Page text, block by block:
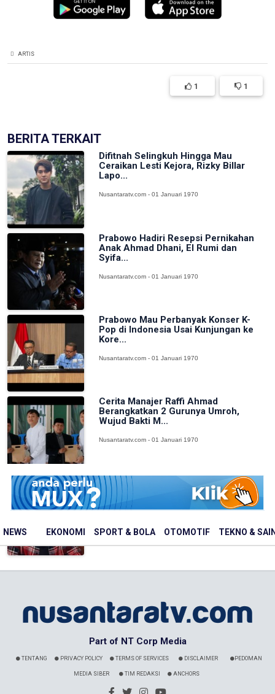
NEWS EKONOMI SPORT & BOLA OTOMOTIF TEKNO &
ARTIS
1 1
BERITA TERKAIT
Difitnah Selingkuh Hingga Mau
Ceraikan Lesti Kejora, Rizky Billar
Lapo...
Nusantaratv.com - 01 Januari 1970
Prabowo Hadiri Resepsi Pernikahan
Anak Ahmad Dhani, El Rumi dan
Syifa...
Nusantaratv.com - 01 Januari 1970
Prabowo Mau Perbanyak Konser K-
Pop di Indonesia Usai Kunjungan ke
Kore...
Nusantaratv.com - 01 Januari 1970
Cerita Manajer Raffi Ahmad
Berangkatkan 2 Gurunya Umroh,
Wujud Bakti M...
Nusantaratv.com - 01 Januari 1970
Innalillahi, Penyanyi Vidi Aldiano
Meninggal Dunia
Nusantaratv.com - 01 Januari 1970
Part of NT Corp Media
TENTANG PRIVACY POLICY TERMS OF SERVICES DISCLAIMER PEDOMAN
MEDIA SIBER TIM REDAKSI ANCHORS